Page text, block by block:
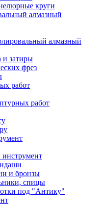
круги
алмазный
алмазный
и затиры
фрез
работ
работ
и бронзы
спицы
под "Антику"